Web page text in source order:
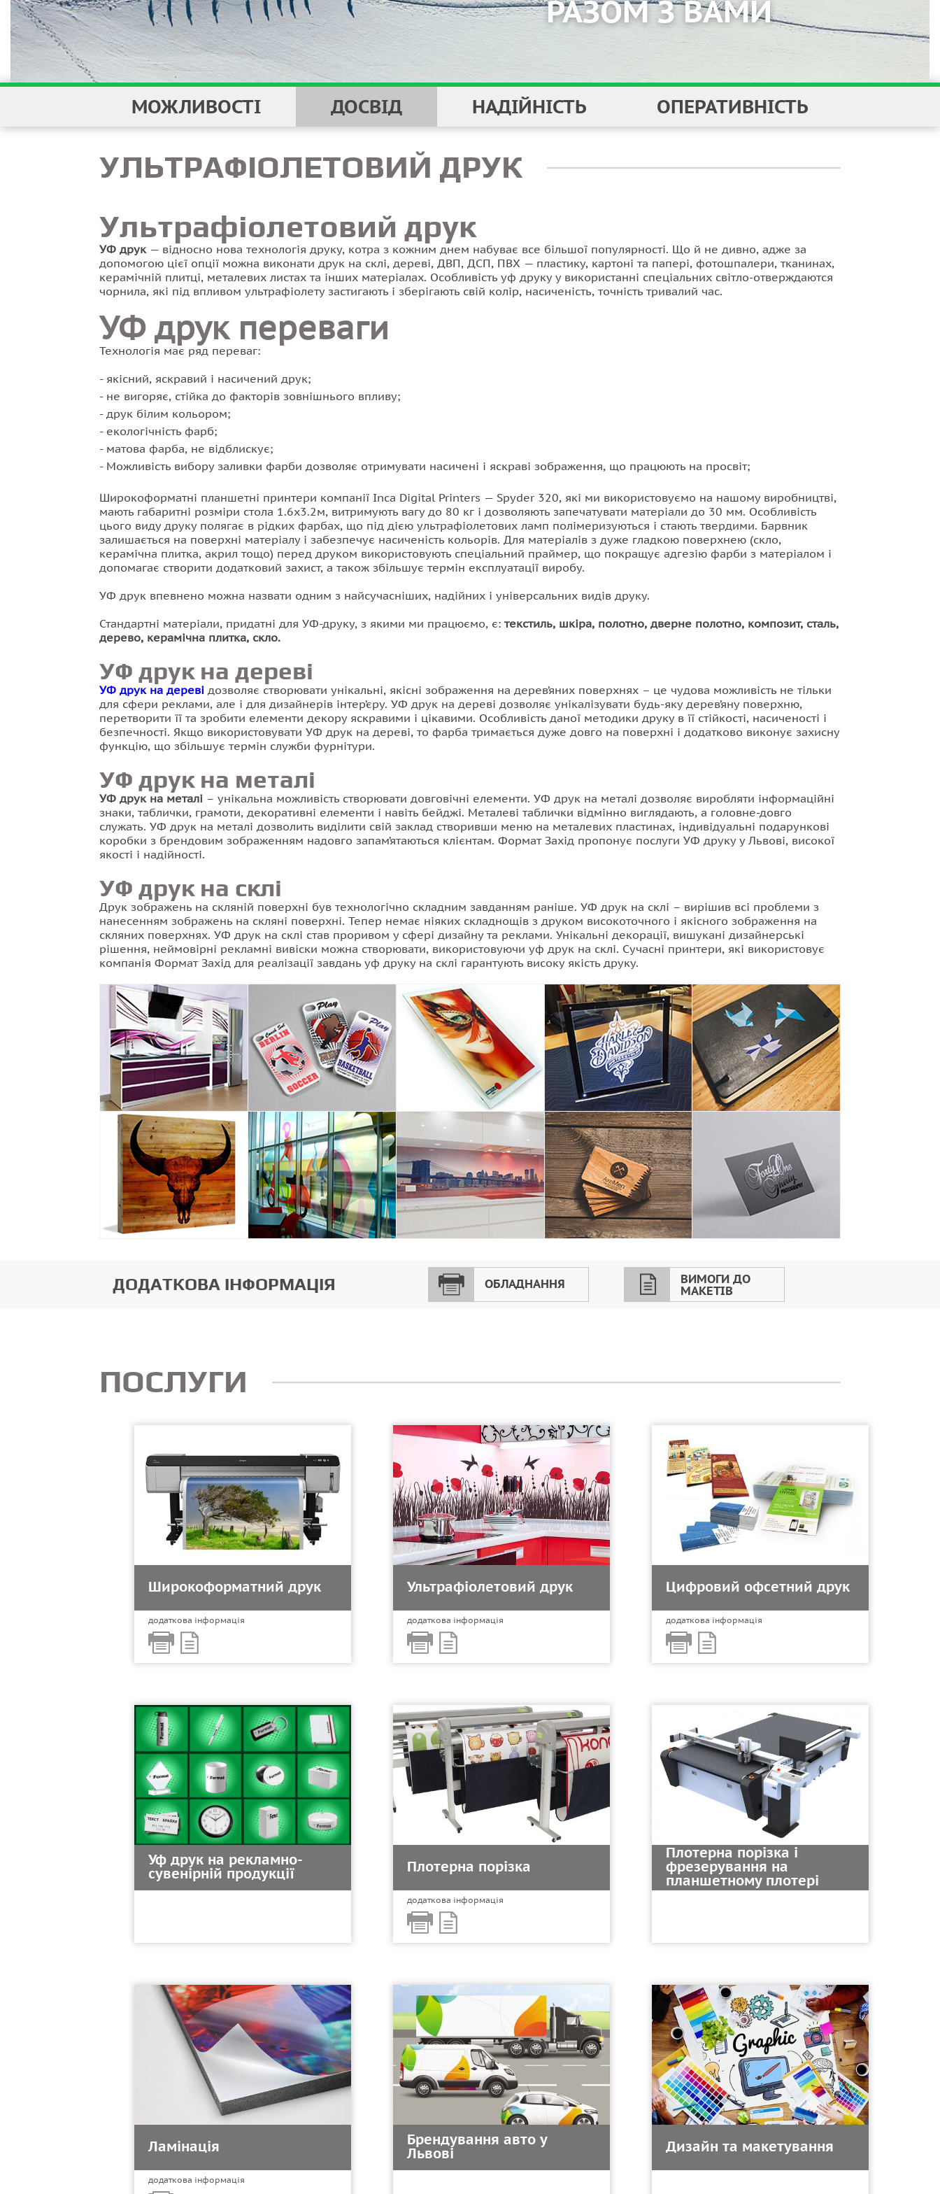
РАЗОМ З ВАМИ
МОЖЛИВОСТІ ДОСВІД НАДІЙНІСТЬ ОПЕРАТИВНІСТЬ
УЛЬТРАФІОЛЕТОВИЙ ДРУК
Ультрафіолетовий друк
УФ друк— відносно нова технологія друку, котра з кожним днем набуває все більшої популярності. Що й не дивно, адже за
допомогою цієї опції можна виконати друк на склі, дереві, ДВП, ДСП, ПВХ — пластику, картоні та папері, фотошпалери, тканинах,
керамічній плитці, металевих листах та інших матеріалах. Особливість уф друку у використанні спеціальних світло-отверждаются
чорнила, які під впливом ультрафіолету застигають і зберігають свій колір, насиченість, точність тривалий час.
УФ друк переваги
Технологія має ряд переваг:
якісний, яскравий і насичений друк;
не вигоряє, стійка до факторів зовнішнього впливу;
друк білим кольором;
екологічність фарб;
матова фарба, не відблискує;
Можливість вибору заливки фарби дозволяє отримувати насичені і яскраві зображення, що працюють на просвіт;
Широкоформатні планшетні принтери компанії Inca Digital Printers — Spyder 320, які ми використовуємо на нашому виробництві,
мають габаритні розміри стола 1.6х3.2м, витримують вагу до 80 кг і дозволяють запечатувати матеріали до 30 мм. Особливість
цього виду друку полягає в рідких фарбах, що під дією ультрафіолетових ламп полімеризуються і стають твердими. Барвник
залишається на поверхні матеріалу і забезпечує насиченість кольорів. Для матеріалів з дуже гладкою поверхнею (скло,
керамічна плитка, акрил тощо) перед друком використовують спеціальний праймер, що покращує адгезію фарби з матеріалом і
допомагає створити додатковий захист, а також збільшує термін експлуатації виробу.
УФ друк впевнено можна назвати одним з найсучасніших, надійних і універсальних видів друку.
Стандартні матеріали, придатні для УФ-друку, з якими ми працюємо, є: текстиль, шкіра, полотно, дверне полотно, композит, сталь,
дерево, керамічна плитка, скло.
УФ друк на дереві
УФ друк на дереві дозволяє створювати унікальні, якісні зображення на дерев’яних поверхнях – це чудова можливість не тільки
для сфери реклами, але і для дизайнерів інтер’єру. УФ друк на дереві дозволяє унікалізувати будь-яку дерев’яну поверхню,
перетворити її та зробити елементи декору яскравими і цікавими. Особливість даної методики друку в її стійкості, насиченості і
безпечності. Якщо використовувати УФ друк на дереві, то фарба тримається дуже довго на поверхні і додатково виконує захисну
функцію, що збільшує термін служби фурнітури.
УФ друк на металі
УФ друк на металі – унікальна можливість створювати довговічні елементи. УФ друк на металі дозволяє виробляти інформаційні
знаки, таблички, грамоти, декоративні елементи і навіть бейджі. Металеві таблички відмінно виглядають, а головне-довго
служать. УФ друк на металі дозволить виділити свій заклад створивши меню на металевих пластинах, індивідуальні подарункові
коробки з брендовим зображенням надовго запам’ятаються клієнтам. Формат Захід пропонує послуги УФ друку у Львові, високої
якості і надійності.
УФ друк на склі
Друк зображень на скляній поверхні був технологічно складним завданням раніше. УФ друк на склі – вирішив всі проблеми з
нанесенням зображень на скляні поверхні. Тепер немає ніяких складнощів з друком високоточного і якісного зображення на
скляних поверхнях. УФ друк на склі став проривом у сфері дизайну та реклами. Унікальні декорації, вишукані дизайнерські
рішення, неймовірні рекламні вивіски можна створювати, використовуючи уф друк на склі. Сучасні принтери, які використовує
компанія Формат Захід для реалізації завдань уф друку на склі гарантують високу якість друку.
ДОДАТКОВА ІНФОРМАЦІЯ ВИМОГИ ДО
МАКЕТІВ
ОБЛАДНАННЯ
ПОСЛУГИ
Широкоформатний друк
додаткова інформація
Ультрафіолетовий друк
додаткова інформація
Цифровий офсетний друк
додаткова інформація
Уф друк на рекламно-
сувенірній продукції Плотерна порізка
додаткова інформація
Плотерна порізка і
фрезерування на
планшетному плотері
Ламінація
додаткова інформація
Брендування авто у
Львові Дизайн та макетування